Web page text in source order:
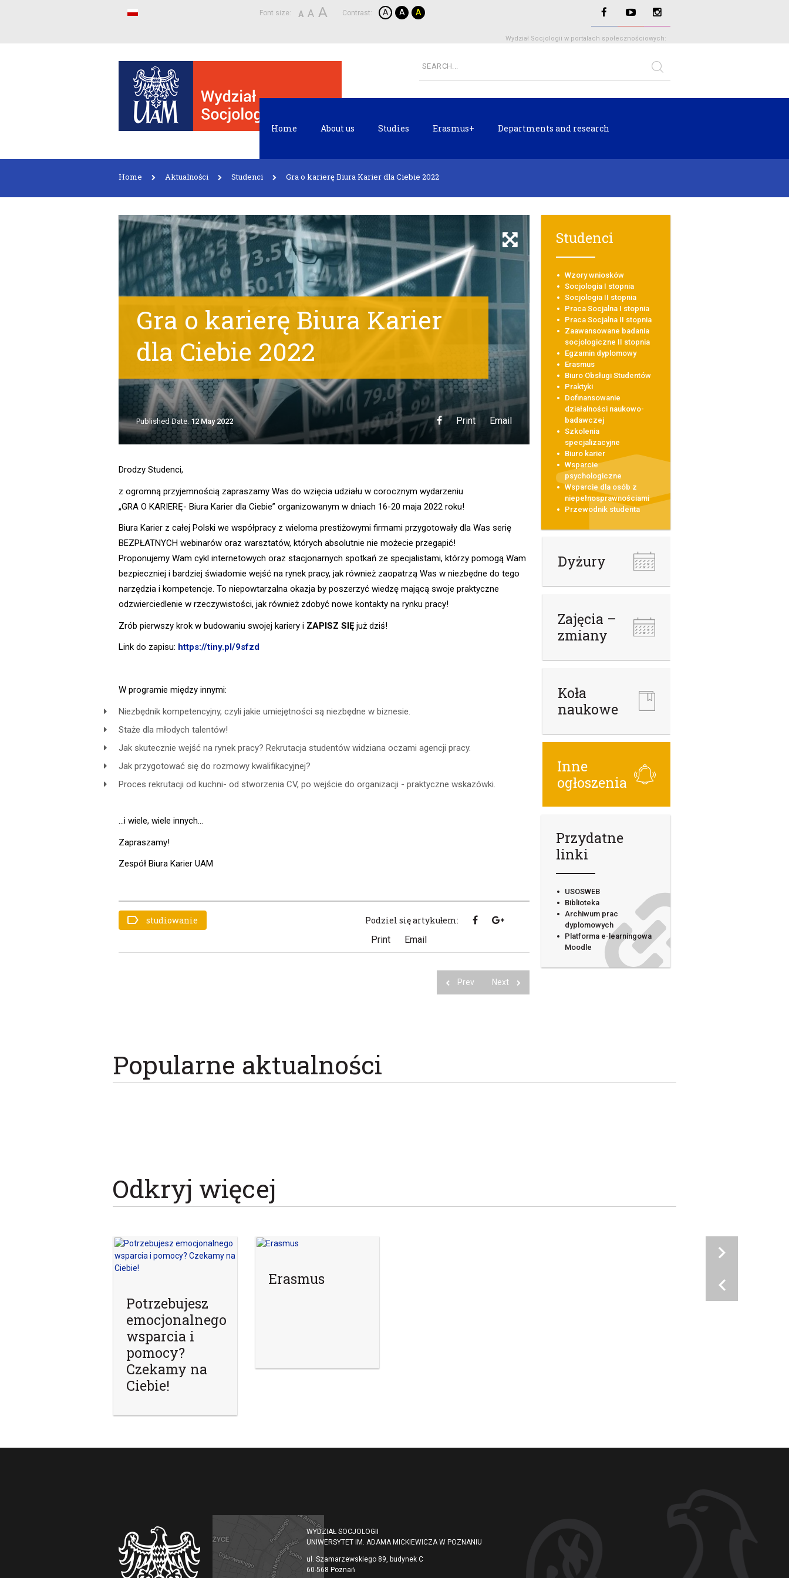
Font size: A A A Contrast: A A A
Wydział Socjologii w portalach społecznościowych:
Home About us Studies Erasmus+ Departments and research
Home Aktualności Studenci Gra o karierę Biura Karier dla Ciebie 2022
Gra o karierę Biura Karier
dla Ciebie 2022
Print Email
Published Date:12 May 2022
Drodzy Studenci,
z ogromną przyjemnością zapraszamy Was do wzięcia udziału w corocznym wydarzeniu
„GRA O KARIERĘ- Biura Karier dla Ciebie” organizowanym w dniach 16-20 maja 2022 roku!
Biura Karier z całej Polski we współpracy z wieloma prestiżowymi firmami przygotowały dla Was serię
BEZPŁATNYCH webinarów oraz warsztatów, których absolutnie nie możecie przegapić!
Proponujemy Wam cykl internetowych oraz stacjonarnych spotkań ze specjalistami, którzy pomogą Wam
bezpieczniej i bardziej świadomie wejść na rynek pracy, jak również zaopatrzą Was w niezbędne do tego
narzędzia i kompetencje. To niepowtarzalna okazja by poszerzyć wiedzę mającą swoje praktyczne
odzwierciedlenie w rzeczywistości, jak również zdobyć nowe kontakty na rynku pracy!
Zrób pierwszy krok w budowaniu swojej kariery i ZAPISZ SIĘjuż dziś!
Link do zapisu: https://tiny.pl/9sfzd
W programie między innymi:
Niezbędnik kompetencyjny, czyli jakie umiejętności są niezbędne w biznesie.
Staże dla młodych talentów!
Jak skutecznie wejść na rynek pracy? Rekrutacja studentów widziana oczami agencji pracy.
Jak przygotować się do rozmowy kwalifikacyjnej?
Proces rekrutacji od kuchni- od stworzenia CV, po wejście do organizacji - praktyczne wskazówki.
…i wiele, wiele innych…
Zapraszamy!
Zespół Biura Karier UAM
studiowanie
Podziel się artykułem:
Print
Email
Prev Next
Studenci
Wzory wniosków
Socjologia I stopnia
Socjologia II stopnia
Praca Socjalna I stopnia
Praca Socjalna II stopnia
Zaawansowane badania
socjologiczne II stopnia
Egzamin dyplomowy
Erasmus
Biuro Obsługi Studentów
Praktyki
Dofinansowanie
działalności naukowo-
badawczej
Szkolenia
specjalizacyjne
Biuro karier
Wsparcie
psychologiczne
Wsparcie dla osób z
niepełnosprawnościami
Przewodnik studenta
Dyżury
Zajęcia –
zmiany
Koła
naukowe
Inne
ogłoszenia
Przydatne
linki
USOSWEB
Biblioteka
Archiwum prac
dyplomowych
Platforma e-learningowa
Moodle
Popularne aktualności
Odkryj więcej
Potrzebujesz
emocjonalnego
wsparcia i
pomocy?
Czekamy na
Ciebie!
Erasmus
WYDZIAŁ SOCJOLOGII
UNIWERSYTET IM. ADAMA MICKIEWICZA W POZNANIU
ul. Szamarzewskiego 89, budynek C
60-568 Poznań